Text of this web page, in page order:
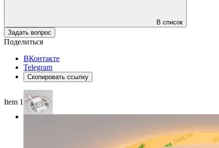
В список
Задать вопрос
Поделиться
ВКонтакте
Telegram
Скопировать ссылку
Item 1 of 3